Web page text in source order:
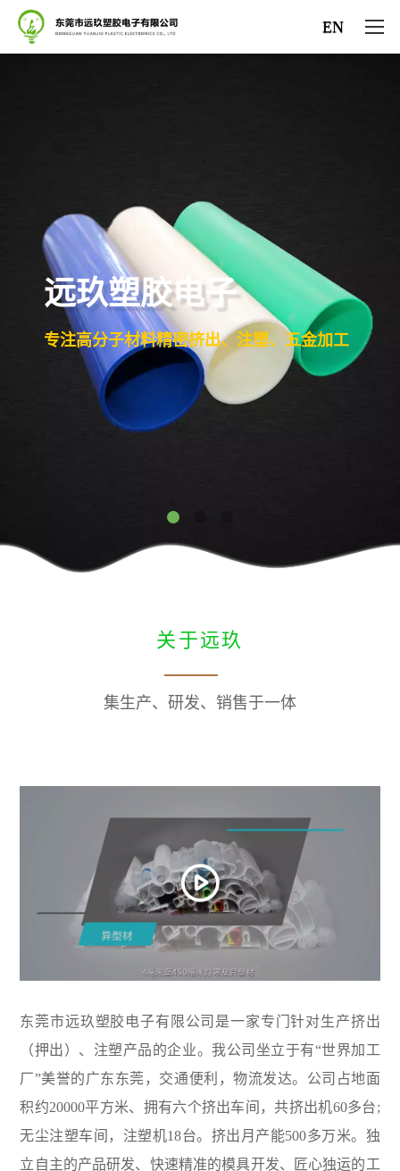
EN
技术支持
联系我们
远玖塑胶电子
专注高分子材料精密挤出、注塑、五金加工
关于远玖
集生产、研发、销售于一体
东莞市远玖塑胶电子有限公司是一家专门针对生产挤出
（押出）、注塑产品的企业。我公司坐立于有“世界加工
厂”美誉的广东东莞，交通便利，物流发达。公司占地面
积约20000平方米、拥有六个挤出车间，共挤出机60多台;
无尘注塑车间，注塑机18台。挤出月产能500多万米。独
立自主的产品研发、快速精准的模具开发、匠心独运的工